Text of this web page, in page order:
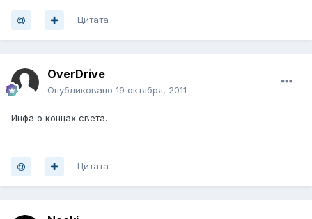
Цитата
OverDrive
Опубликовано 19 октября, 2011
Инфа о концах света.
Цитата